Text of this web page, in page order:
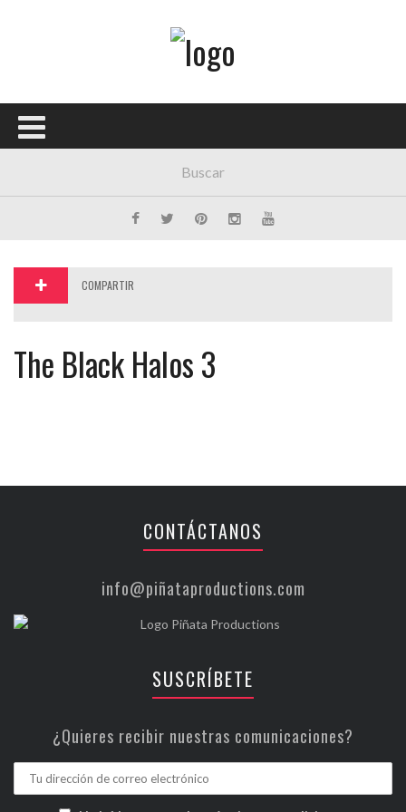
PORTADA
FESTIVALES
EXPOSICIONES
HISTORIAS
COMPARTIR
The Black Halos 3
CONTÁCTANOS
info@piñataproductions.com
SUSCRÍBETE
¿Quieres recibir nuestras comunicaciones?